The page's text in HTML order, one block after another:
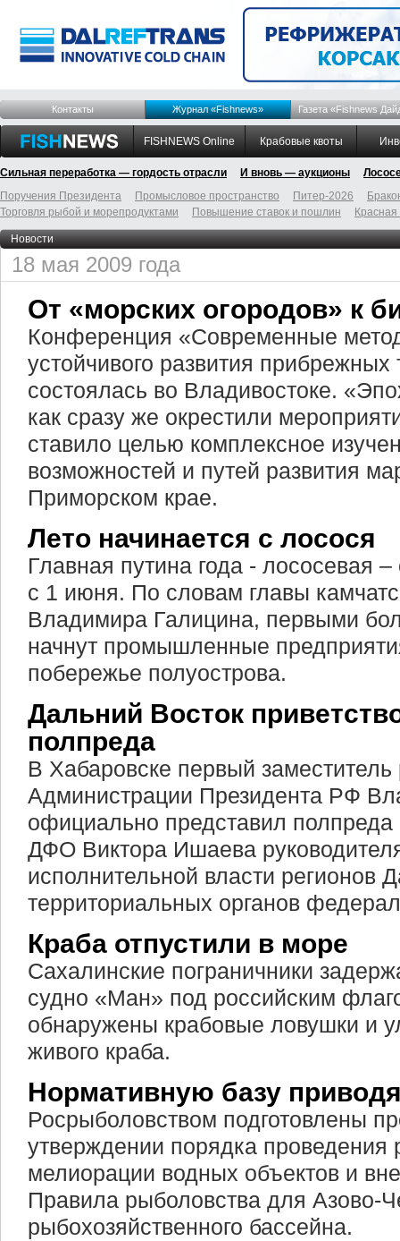
Контакты Журнал «Fishnews» Газета «Fishnews
FISHNEWS Online Крабовые квоты
Сильная переработка — гордость отрасли И вновь — аукционы
Поручения Президента
Промысловое пространство Питер-2026
Торговля рыбой и морепродуктами
Повышение ставок и пошлин
Новости
18 мая 2009 года
От «морских огородов» к
Конференция «Современные
устойчивого развития прибрежных
состоялась во Владивостоке.
как сразу же окрестили
ставило целью комплексное
возможностей и путей развития
Приморском крае.
Лето начинается с лосося
Главная путина года - лососевая –
с 1 июня. По словам главы
Владимира Галицина, первыми
начнут промышленные
побережье полуострова.
Дальний Восток
полпреда
В Хабаровске первый заместитель
Администрации Президента РФ
официально представил
ДФО Виктора Ишаева
исполнительной власти регионов
территориальных органов
Краба отпустили в море
Сахалинские пограничники
судно «Ман» под российским
обнаружены крабовые ловушки и
живого краба.
Нормативную базу
Росрыболовством подготовлены
утверждении порядка проведения
мелиорации водных объектов и
Правила рыболовства для Азово-
рыбохозяйственного бассейна.